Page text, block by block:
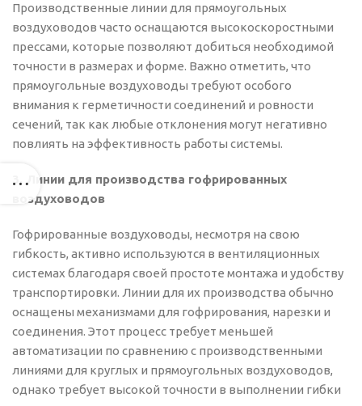
Производственные линии для прямоугольных
воздуховодов часто оснащаются высокоскоростными
прессами, которые позволяют добиться необходимой
точности в размерах и форме. Важно отметить, что
прямоугольные воздуховоды требуют особого
внимания к герметичности соединений и ровности
сечений, так как любые отклонения могут негативно
повлиять на эффективность работы системы.
3. Линии для производства гофрированных
воздуховодов
Гофрированные воздуховоды, несмотря на свою
гибкость, активно используются в вентиляционных
системах благодаря своей простоте монтажа и удобству
транспортировки. Линии для их производства обычно
оснащены механизмами для гофрирования, нарезки и
соединения. Этот процесс требует меньшей
автоматизации по сравнению с производственными
линиями для круглых и прямоугольных воздуховодов,
однако требует высокой точности в выполнении гибки